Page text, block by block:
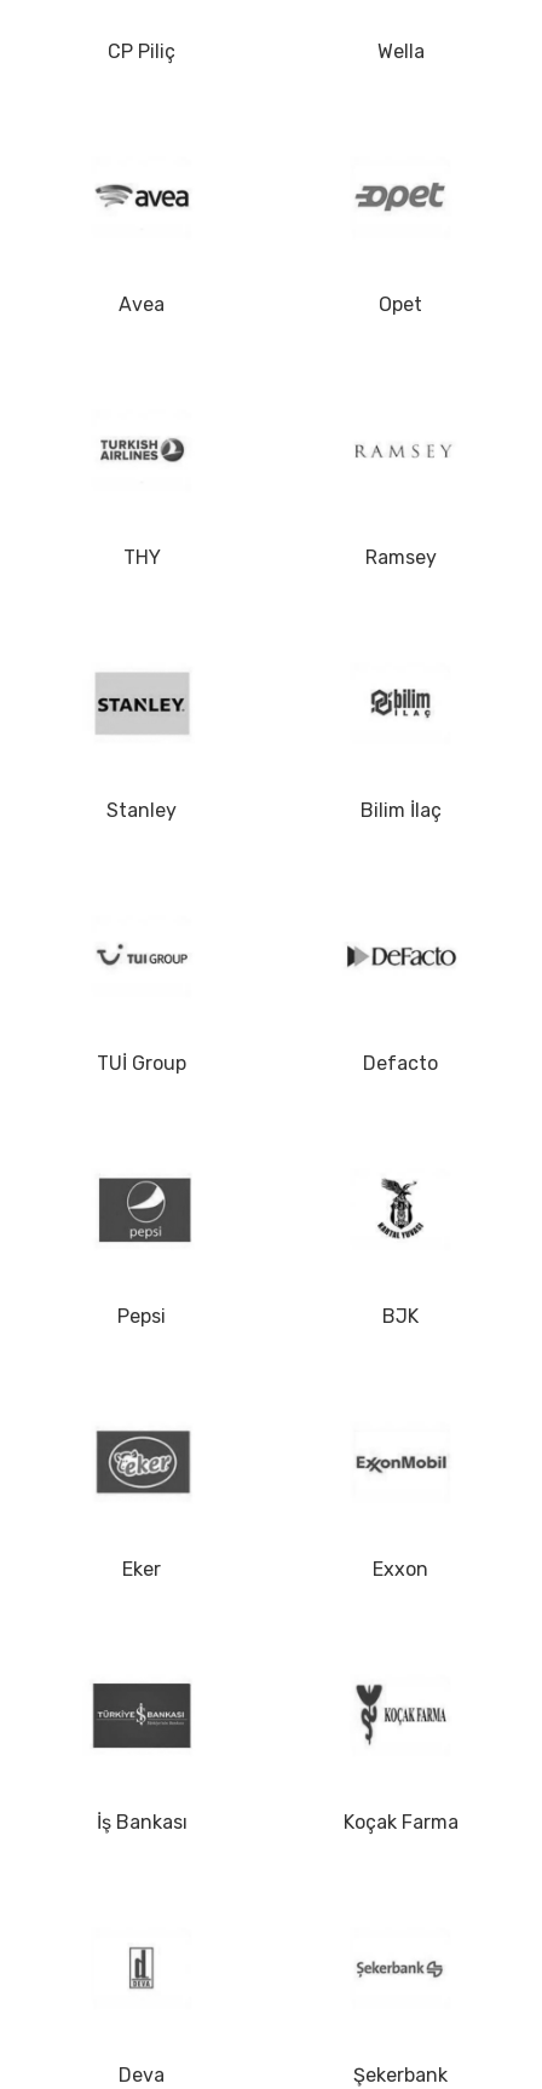
CP Piliç Wella
Avea Opet
THY Ramsey
Stanley Bilim İlaç
TUİ Group Defacto
Pepsi BJK
Eker Exxon
İş Bankası Koçak Farma
Deva Şekerbank